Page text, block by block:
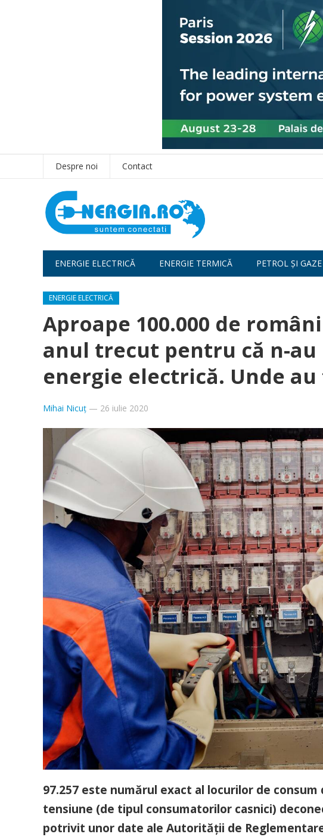
Despre noi Contact
ENERGIE ELECTRICĂ ENERGIE TERMICĂ PETROL ȘI GAZE
ENERGIE ELECTRICĂ
Aproape 100.000 de
anul trecut pentru că n-
energie electrică. Unde
Mihai Nicuț — 26 iulie 2020
97.257 este numărul exact al locurilor de
tensiune (de tipul consumatorilor casnici)
potrivit unor date ale Autorităţii de